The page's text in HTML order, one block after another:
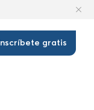
Inscríbete gratis